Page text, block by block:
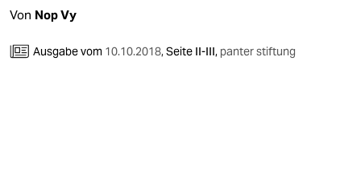
Von Nop Vy
Ausgabe vom 10.10.2018,Seite II-III, panter stiftung